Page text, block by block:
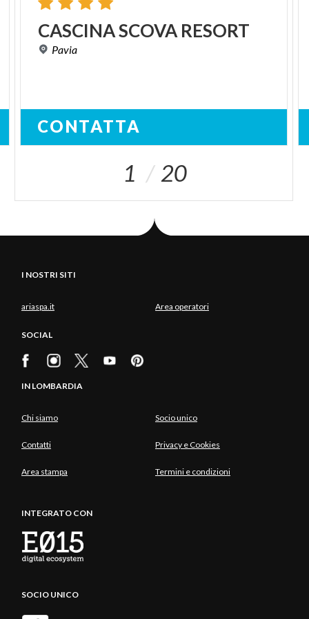
Vialone direttamente dalla cascina.
Il comune rientra nell'area del Parco del Ticino e si
presta a essere combinato con visite ad altri borghi
all'enogastronomia.
CASCINASCOVA RESORT
Pavia
CONTATTA
1 20
I NOSTRI SITI
ariaspa.it Area operatori
SOCIAL
IN LOMBARDIA
Chi siamo Socio unico
Contatti Privacy e Cookies
Area stampa Termini e condizioni
INTEGRATO CON
SOCIO UNICO